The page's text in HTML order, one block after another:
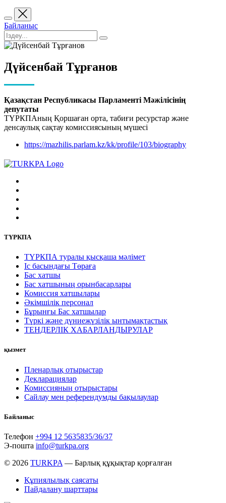
Байланыс
Дүйсенбай Тұрғанов
Қазақстан Республикасы Парламенті Мәжілісінің
депутаты
ТҮРКПАның Қоршаған орта, табиғи ресурстар және
денсаулық сақтау комиссиясының мүшесі
https://mazhilis.parlam.kz/kk/profile/103/biography
ТҮРКПА
ТҮРКПА туралы қысқаша мәлімет
Iс басындағы Төраға
Бас хатшы
Бас хатшының орынбасарлары
Комиссия хатшылары
Әкімшілік персонал
Бұрынғы Бас хатшылар
Түркі және дүниежүзілік ынтымақтастық
ТЕНДЕРЛІК ХАБАРЛАНДЫРУЛАР
қызмет
Пленарлық отырыстар
Декларациялар
Комиссияның отырыстары
Сайлау мен референдумды бақылаулар
Байланыс
Телефон +994 12 5635835/36/37
Э-пошта info@turkpa.org
© 2026 TURKPA — Барлық құқықтар қорғалған
Құпиялылық саясаты
Пайдалану шарттары